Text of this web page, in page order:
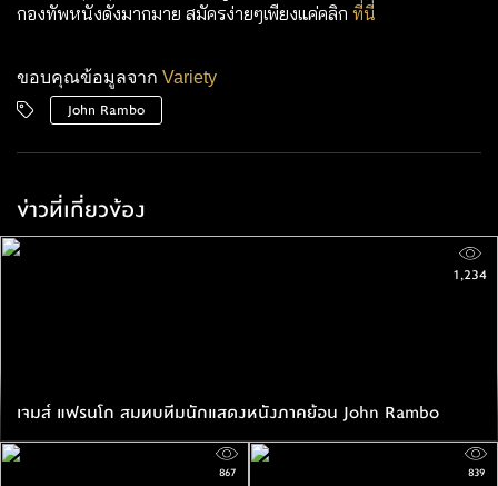
กองทัพหนังดังมากมาย สมัครง่ายๆเพียงแค่คลิก ที่นี่
ขอบคุณข้อมูลจาก Variety
John Rambo
ข่าวที่เกี่ยวข้อง
เจมส์ แฟรนโก สมทบทีมนักแสดงหนังภาคย้อน John Rambo
1,234
867 839